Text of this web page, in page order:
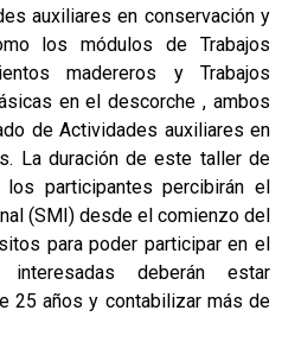
auxiliares en conservación y
los módulos de Trabajos
madereros y Trabajos
en el descorche , ambos
de Actividades auxiliares en
La duración de este taller de
participantes percibirán el
(SMI) desde el comienzo del
para poder participar en el
deberán estar
25 años y contabilizar más de